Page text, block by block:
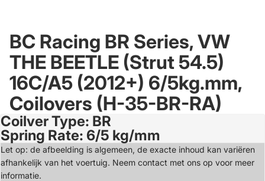
BC Racing BR Series, VW
THE BEETLE (Strut 54.5)
16C/A5 (2012+) 6/5kg.mm,
Coilovers (H-35-BR-RA)
Open
image
in
full
screen
Coilver Type: BR
Spring Rate: 6/5 kg/mm
Let op: de afbeelding is algemeen, de exacte inhoud kan variëren
afhankelijk van het voertuig. Neem contact met ons op voor meer
informatie.